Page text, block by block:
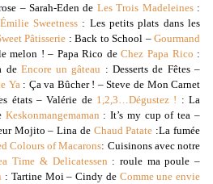
– Sarah-Eden de Les Trois Madeleines :
Émilie Sweetness : Les petits plats dans les
Pâtisserie : Back to School – Gourmand
melon ! – Papa Rico de Chez Papa Rico :
de Encore un gâteau : Desserts de Fêtes –
Ya : Ça va Bûcher ! – Steve de Mon Carnet
états – Valérie de 1,2,3…Dégustez ! : La
Keskonmangemaman : It’s my cup of tea –
Mojito – Lina de Chaud Patate :La fumée
Colours of Macarons: Cuisinons avec notre
Time & Delicatessen : roule ma poule –
: Tartine Moi – Cindy de Comme une envie